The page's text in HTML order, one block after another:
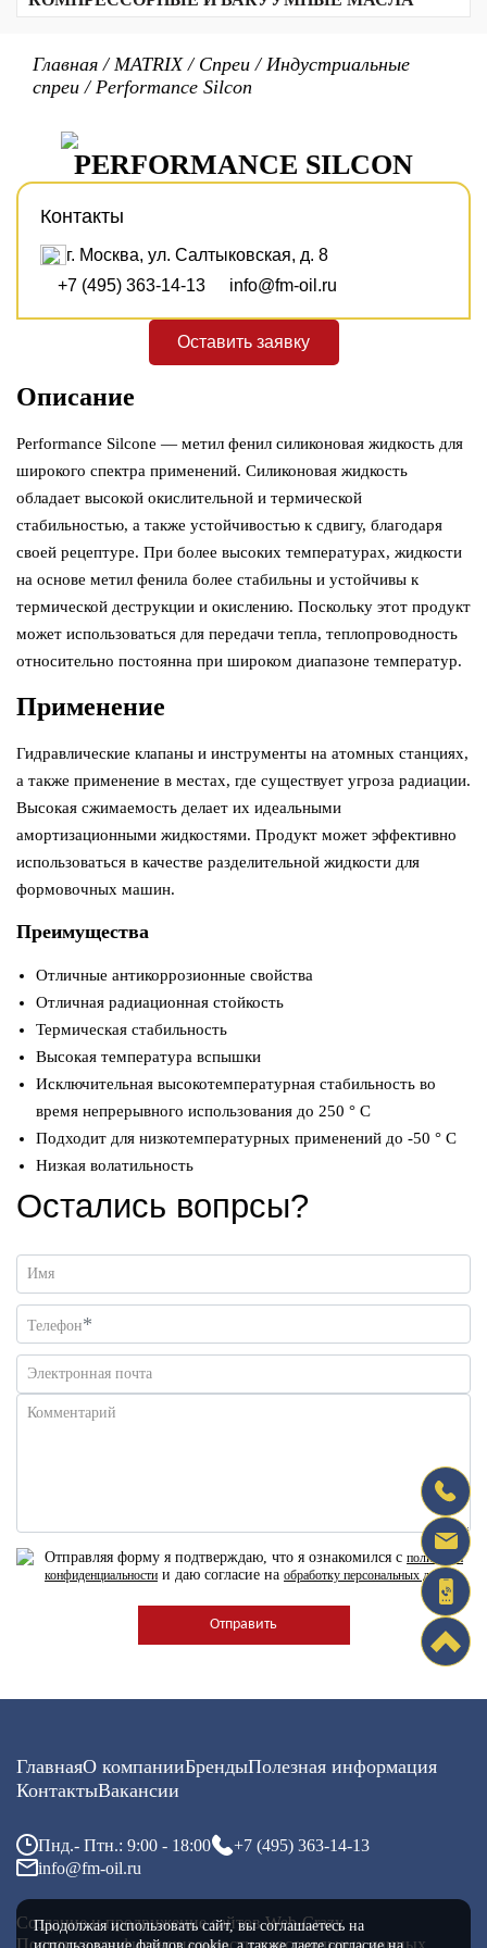
Сульфонат кальция
Бариевый комплекс
Литиевые
Литиевый комплекс
Для холодильных компрессоров
Для газовых компрессоров
Главная /MATRIX/ Спреи /Индустриальные
спреи /Performance Silcon
PERFORMANCE SILCON
Контакты
г. Москва, ул. Салтыковская, д. 8
+7 (495) 363-14-13
info@fm-oil.ru
Оставить заявку
Описание
Performance Silcone — метил фенил силиконовая жидкость для
широкого спектра применений. Силиконовая жидкость
обладает высокой окислительной и термической
стабильностью, а также устойчивостью к сдвигу, благодаря
своей рецептуре. При более высоких температурах, жидкости
на основе метил фенила более стабильны и устойчивы к
термической деструкции и окислению. Поскольку этот продукт
может использоваться для передачи тепла, теплопроводность
относительно постоянна при широком диапазоне температур.
Применение
Гидравлические клапаны и инструменты на атомных станциях,
а также применение в местах, где существует угроза радиации.
Высокая сжимаемость делает их идеальными
амортизационными жидкостями. Продукт может эффективно
использоваться в качестве разделительной жидкости для
формовочных машин.
Преимущества
Отличные антикоррозионные свойства
Отличная радиационная стойкость
Термическая стабильность
Высокая температура вспышки
Исключительная высокотемпературная стабильность во
время непрерывного использования до 250 ° С
Подходит для низкотемпературных применений до -50 ° C
Низкая волатильность
Остались вопрсы?
Имя
Телефон*
Электронная почта
Комментарий
Отправляя форму я подтверждаю, что я ознакомился с политикой
конфиденциальности и даю согласие на обработку персональных данных
Продолжая использовать сайт, вы соглашаетесь на
ГлавнаяО компанииБрендыПолезная информация
КонтактыВакансии
Пнд.- Птн.: 9:00 - 18:00
+7 (495) 363-14-13
info@fm-oil.ru
Создание и продвижение сайтовWeb-Crazy
Политика конфиденциальности персональных данных